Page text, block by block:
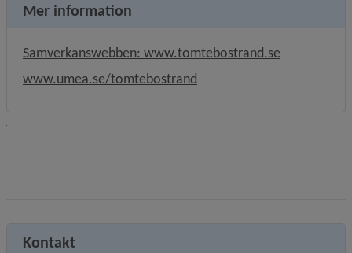
Mer information
Samverkanswebben: www.tomtebostrand.seLänk till
www.umea.se/tomtebostrand
väljKontakt